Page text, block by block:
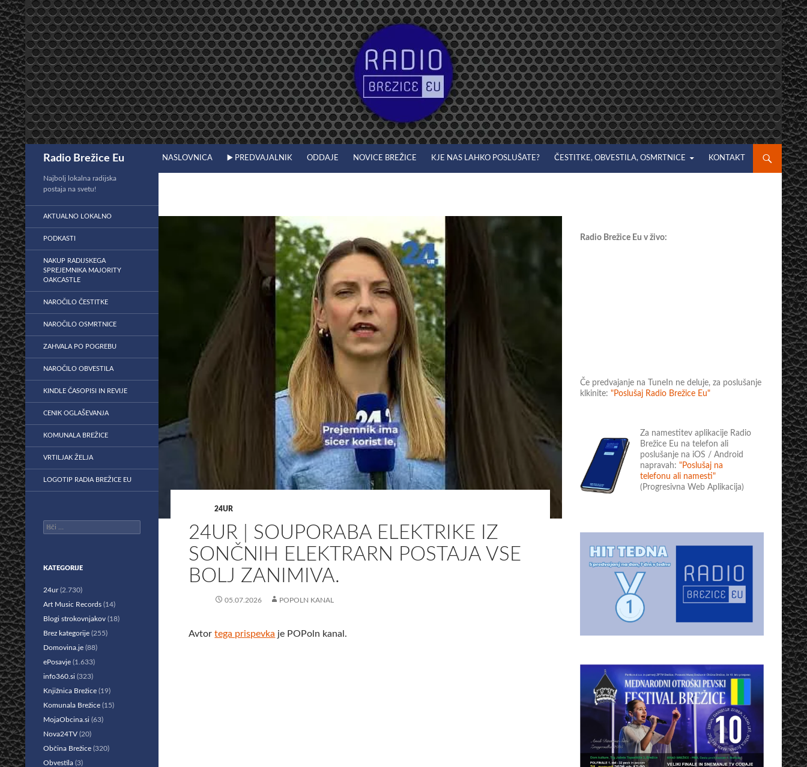
Preskoči
na
vsebino
Radio Brežice Eu NASLOVNICA ▶️ PREDVAJALNIK ODDAJE NOVICE BREŽICE KJE NAS LAHKO POSLUŠATE? ČESTITKE, OBVESTILA, OSMRTNICE KONTAKT
24UR
24UR | SOUPORABA ELEKTRIKE IZ
SONČNIH ELEKTRARN POSTAJA VSE
BOLJ ZANIMIVA.
05.07.2026 POPOLN KANAL
Avtortega prispevka je POPoln kanal.
Radio Brežice Eu v živo:
Če predvajanje na TuneIn ne deluje, za poslušanje
klkinite: "Poslušaj Radio Brežice Eu"
Za namestitev aplikacije Radio
Brežice Eu na telefon ali
poslušanje na iOS / Android
napravah: "Poslušaj na
telefonu ali namesti"
(Progresivna Web Aplikacija)
Najbolj lokalna radijska
postaja na svetu!
AKTUALNO LOKALNO
PODKASTI
NAKUP RADIJSKEGA
SPREJEMNIKA MAJORITY
OAKCASTLE
NAROČILO ČESTITKE
NAROČILO OSMRTNICE
ZAHVALA PO POGREBU
NAROČILO OBVESTILA
KINDLE ČASOPISI IN REVIJE
CENIK OGLAŠEVANJA
KOMUNALA BREŽICE
VRTILJAK ŽELJA
LOGOTIP RADIA BREŽICE EU
Išči:
KATEGORIJE
24ur(2.730)
Art Music Records (14)
Blogi strokovnjakov (18)
Brez kategorije (255)
Domovina.je (88)
ePosavje (1.633)
info360.si (323)
Knjižnica Brežice (19)
Komunala Brežice (15)
MojaObcina.si (63)
Nova24TV (20)
Občina Brežice (320)
Obvestila (3)